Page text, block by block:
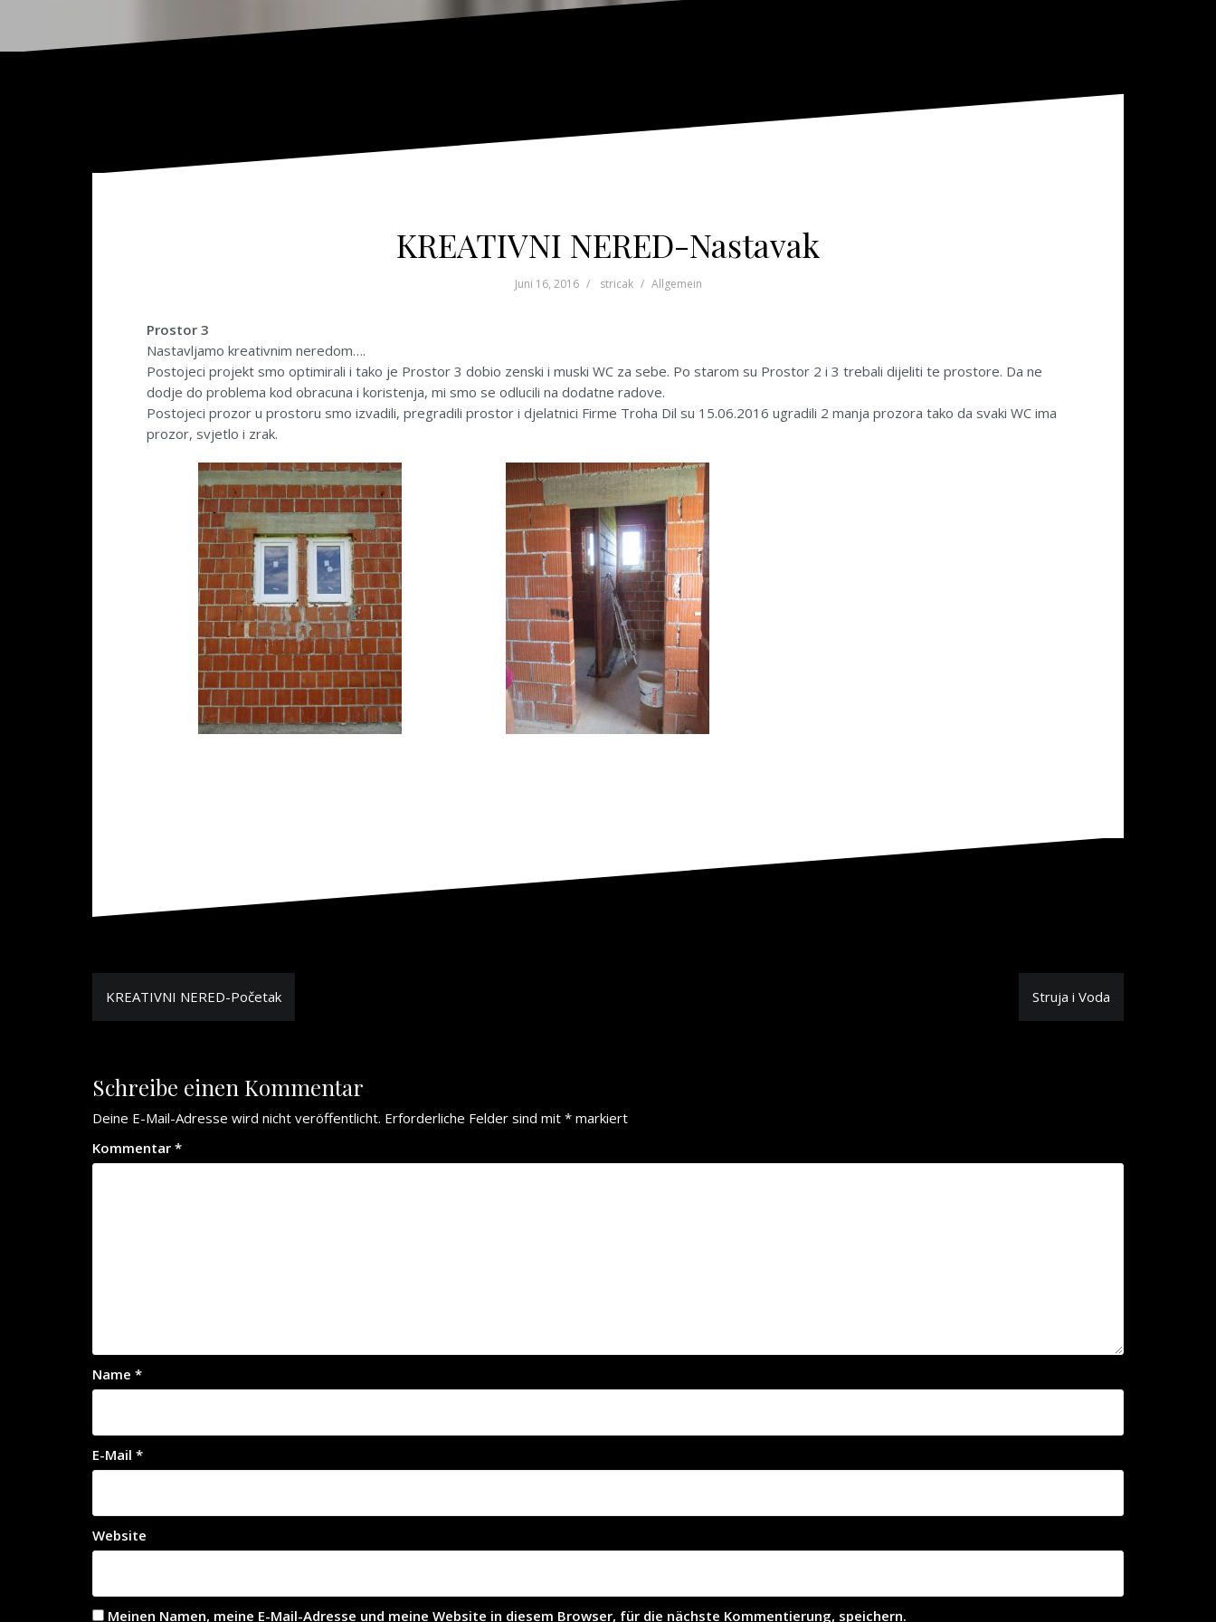
KREATIVNI NERED-Nastavak
Juni 16, 2016 stricak Allgemein
Prostor 3
Nastavljamo kreativnim neredom….
Postojeci projekt smo optimirali i tako je Prostor 3 dobio zenski i muski WC za sebe. Po starom su Prostor 2 i 3 trebali dijeliti te prostore. Da ne
dodje do problema kod obracuna i koristenja, mi smo se odlucili na dodatne radove.
Postojeci prozor u prostoru smo izvadili, pregradili prostor i djelatnici Firme Troha Dil su 15.06.2016 ugradili 2 manja prozora tako da svaki WC ima
prozor, svjetlo i zrak.
Beitrags-
Navigation
KREATIVNI NERED-Početak Struja i Voda
Schreibe einen Kommentar
Deine E-Mail-Adresse wird nicht veröffentlicht. Erforderliche Felder sind mit * markiert
Kommentar *
Name *
E-Mail *
Website
Meinen Namen, meine E-Mail-Adresse und meine Website in diesem Browser, für die nächste Kommentierung, speichern.